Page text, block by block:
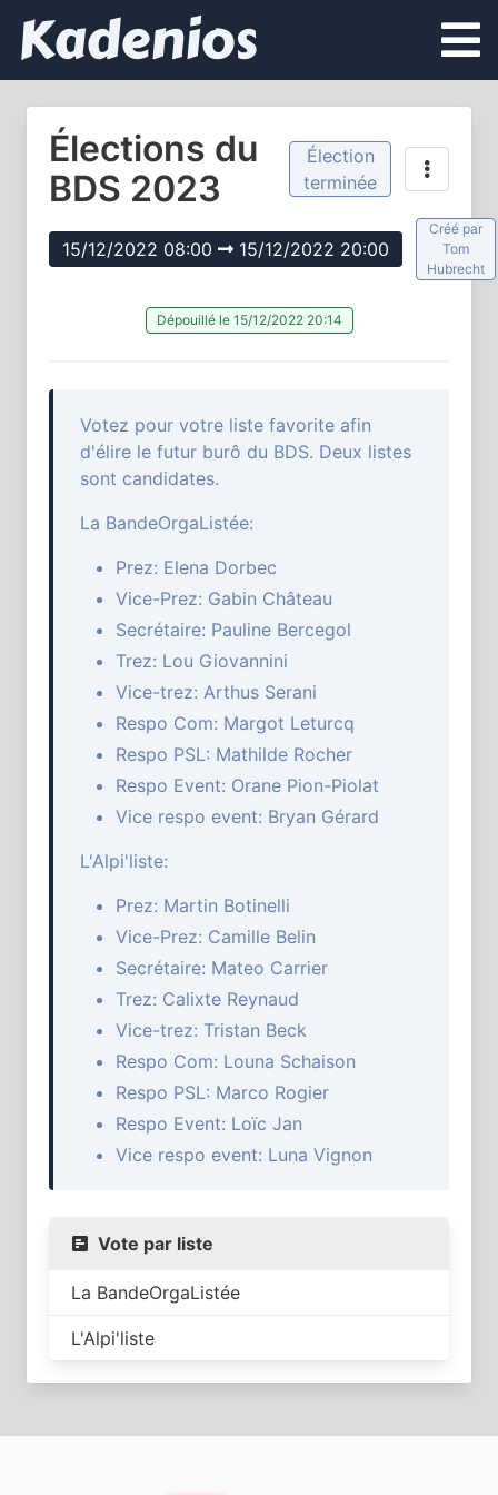
Kadenios
Élections du
BDS 2023
Élection
terminée
15/12/2022 08:00 15/12/2022 20:00
Créé par
Tom
Hubrecht
Dépouillé le 15/12/2022 20:14
Votez pour votre liste favorite afin
d'élire le futur burô du BDS. Deux listes
sont candidates.
La BandeOrgaListée:
Prez: Elena Dorbec
Vice-Prez: Gabin Château
Secrétaire: Pauline Bercegol
Trez: Lou Giovannini
Vice-trez: Arthus Serani
Respo Com: Margot Leturcq
Respo PSL: Mathilde Rocher
Respo Event: Orane Pion-Piolat
Vice respo event: Bryan Gérard
L'Alpi'liste:
Prez: Martin Botinelli
Vice-Prez: Camille Belin
Secrétaire: Mateo Carrier
Trez: Calixte Reynaud
Vice-trez: Tristan Beck
Respo Com: Louna Schaison
Respo PSL: Marco Rogier
Respo Event: Loïc Jan
Vice respo event: Luna Vignon
Vote par liste
La BandeOrgaListée
L'Alpi'liste